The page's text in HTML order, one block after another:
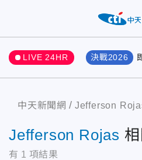
LIVE 24HR 決戰2026
中天新聞網 Jefferson
Jefferson Rojas
有 1 項結果